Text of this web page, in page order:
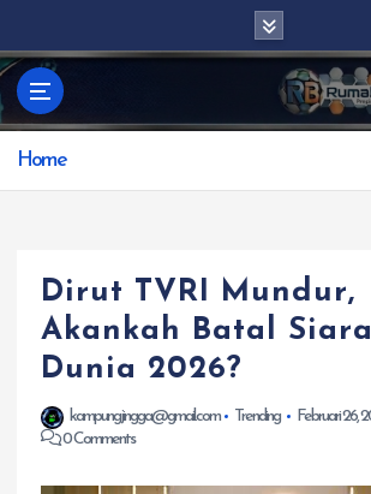
i
p
t
c
Home
Dirut TVRI Mundur,
Akankah Batal
Dunia 2026?
kampungjingga@gmail.com Trending
Februari 26,
0 Comments